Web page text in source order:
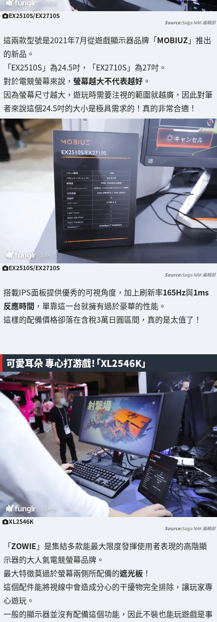
EX2510S/EX2710S
Saiga NAK 編輯部
這兩款型號是2021年7月從遊戲顯示器品牌「MOBIUZ」推出
的新品。
「EX2510S」為24.5吋，「EX2710S」為27吋。
對於電競螢幕來說， 螢幕越大不代表越好 。
因為螢幕尺寸越大，遊玩時需要注視的範圍就越廣，因此對筆
者來說這個24.5吋的大小是極具需求的！真的非常合適！
EX2510S/EX2710S
Saiga NAK 編輯部
搭載IPS面板提供優秀的可視角度，加上刷新率165Hz與1ms
反應時間 ，單靠這一台就擁有過於豪華的性能。
這樣的配備價格卻落在含稅3萬日圓區間，真的是太值了！
可愛耳朵 專心打游戲！「XL2546K」
XL2546K
Saiga NAK 編輯部
「ZOWIE 」是集結多款能最大限度發揮使用者表現的高階顯
示器的大人氣電競螢幕品牌。
最大特徵莫過於螢幕兩側所配備的遮光板 ！
這個配件能將視線中會造成分心的干擾物完全排除，讓玩家專
心遊玩。
一般的顯示器並沒有配備這個功能，因此不裝也能玩遊戲是事